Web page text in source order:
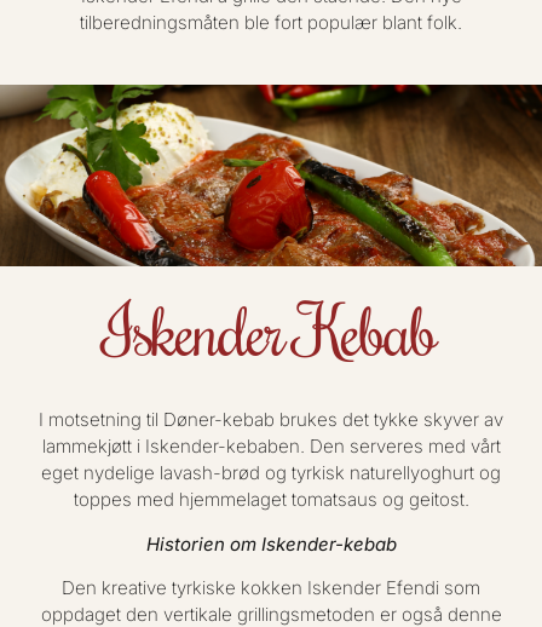
tilberedningsmåten ble fort populær blant folk.
Iskender Kebab
I motsetning til Døner-kebab brukes det tykke skyver av
lammekjøtt i Iskender-kebaben. Den serveres med vårt
eget nydelige lavash-brød og tyrkisk naturellyoghurt og
toppes med hjemmelaget tomatsaus og geitost.
Historien om Iskender-kebab
Den kreative tyrkiske kokken Iskender Efendi som
oppdaget den vertikale grillingsmetoden er også denne